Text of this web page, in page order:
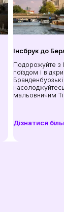
Інсбрук до
Подорожуйте з
поїздом і
мальовничим
Дізнатися